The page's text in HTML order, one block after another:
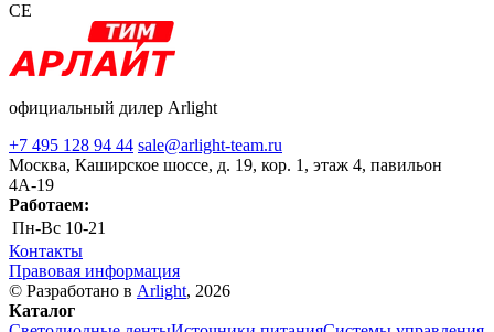
CE
официальный дилер Arlight
+7 495 128 94 44 sale@arlight-team.ru
Москва, Каширское шоссе, д. 19, кор. 1, этаж 4, павильон
4А-19
Работаем:
Пн-Вс 10-21
Контакты
Правовая информация
© Разработано в Arlight, 2026
Каталог